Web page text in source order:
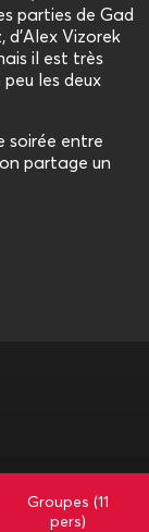
parties de Gad
d’Alex Vizorek
il est très
les deux
soirée entre
partage un
Groupes (11
pers)